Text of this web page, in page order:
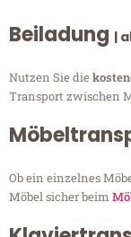
Beiladung |
Nutzen Sie die
Transport zwischen
Ob ein einzelnes
Möbel sicher beim